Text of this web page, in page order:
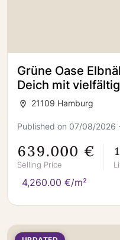
Grüne Oase
Deich mit
21109 Hamburg
Published on 07/08/2026
639.000 €
Selling Price
4,260.00 €/m²